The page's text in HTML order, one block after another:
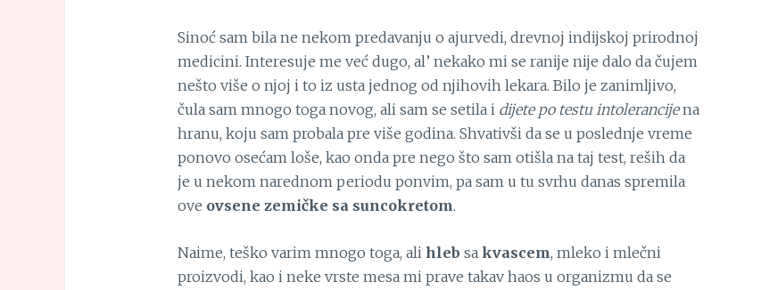
Sinoć sam bila ne nekom predavanju o ajurvedi, drevnoj indijskoj prirodnoj
medicini. Interesuje me već dugo, al’ nekako mi se ranije nije dalo da čujem
nešto više o njoj i to iz usta jednog od njihovih lekara. Bilo je zanimljivo,
čula sam mnogo toga novog, ali sam se setila i dijete po testu intolerancijena
hranu, koju sam probala pre više godina. Shvativši da se u poslednje vreme
ponovo osećam loše, kao onda pre nego što sam otišla na taj test, reših da
je u nekom narednom periodu ponvim, pa sam u tu svrhu danas spremila
ove ovsene zemičke sa suncokretom.
Naime, teško varim mnogo toga, ali hleb sa kvascem, mleko i mlečni
proizvodi, kao i neke vrste mesa mi prave takav haos u organizmu da se